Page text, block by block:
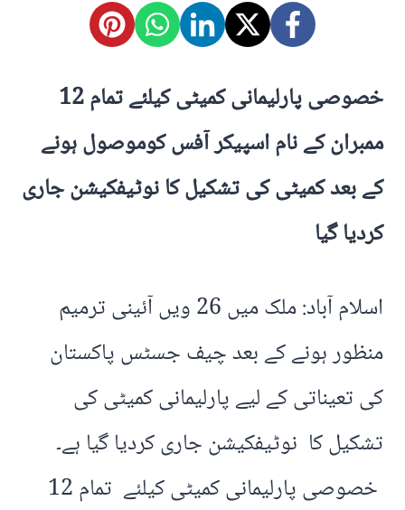
خصوصی پارلیمانی کمیٹی کیلئے تمام 12
ممبران کے نام اسپیکر آفس کوموصول ہونے
کے بعد کمیٹی کی تشکیل کا نوٹیفکیشن جاری
کردیا گیا
اسلام آباد: ملک میں 26 ویں آئینی ترمیم
منظور ہونے کے بعد چیف جسٹس پاکستان
کی تعیناتی کے لیے پارلیمانی کمیٹی کی
تشکیل کا نوٹیفکیشن جاری کردیا گیا ہے۔
خصوصی پارلیمانی کمیٹی کیلئے تمام 12